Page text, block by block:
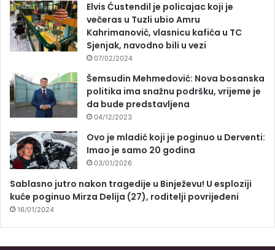
Elvis Ćustendil je policajac koji je
večeras u Tuzli ubio Amru
Kahrimanović, vlasnicu kafića u TC
Sjenjak, navodno bili u vezi
07/02/2024
Šemsudin Mehmedović: Nova bosanska
politika ima snažnu podršku, vrijeme je
da bude predstavljena
04/12/2023
Ovo je mladić koji je poginuo u Derventi:
Imao je samo 20 godina
03/01/2026
Sablasno jutro nakon tragedije u Binježevu! U esploziji
kuće poginuo Mirza Delija (27), roditelji povrijeđeni
16/01/2024